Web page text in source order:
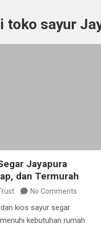
toko sayur
Jayapura
dan Termurah
No Comments
kios sayur segar
kebutuhan rumah